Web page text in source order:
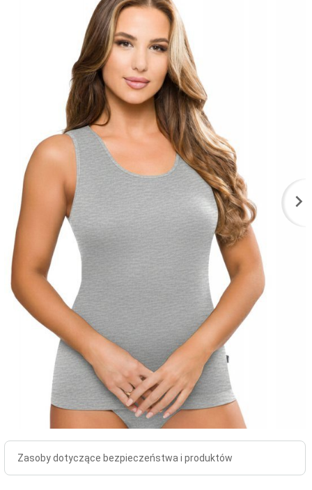
Zasoby dotyczące bezpieczeństwa i produktów